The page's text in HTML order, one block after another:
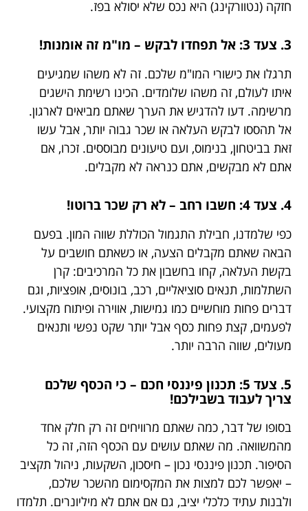
חזקה (נטוורקינג) היא נכס שלא יסולא בפז.
3. צעד 3: אל תפחדו לבקש – מו"מ זה אומנות!
תרגלו את כישורי המו"מ שלכם. זה לא משהו שמגיעים
איתו לעולם, זה משהו שלומדים. הכינו רשימת הישגים
מרשימה. דעו להדגיש את הערך שאתם מביאים לארגון.
אל תהססו לבקש העלאה או שכר גבוה יותר, אבל עשו
זאת בביטחון, בנימוס, ועם טיעונים מבוססים. זכרו, אם
אתם לא מבקשים, אתם כנראה לא מקבלים.
4. צעד 4: חשבו רחב – לא רק שכר ברוטו!
כפי שלמדנו, חבילת התגמול הכוללת שווה המון. בפעם
הבאה שאתם מקבלים הצעה, או כשאתם חושבים על
בקשת העלאה, קחו בחשבון את כל המרכיבים: קרן
השתלמות, תנאים סוציאליים, רכב, בונוסים, אופציות, וגם
דברים פחות מוחשיים כמו גמישות, אווירה ופיתוח מקצועי.
לפעמים, קצת פחות כסף אבל יותר שקט נפשי ותנאים
מעולים, שווה הרבה יותר.
5. צעד 5: תכנון פיננסי חכם – כי הכסף שלכם
צריך לעבוד בשבילכם!
בסופו של דבר, כמה שאתם מרוויחים זה רק חלק אחד
מהמשוואה. מה שאתם עושים עם הכסף הזה, זה כל
הסיפור. תכנון פיננסי נכון – חיסכון, השקעות, ניהול תקציב
– יאפשר לכם למצות את המקסימום מהשכר שלכם,
ולבנות עתיד כלכלי יציב, גם אם אתם לא מיליונרים. תלמדו